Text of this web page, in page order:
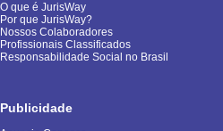
O que é JurisWay
Por que JurisWay?
Nossos Colaboradores
Profissionais Classificados
Responsabilidade Social no Brasil
Publicidade